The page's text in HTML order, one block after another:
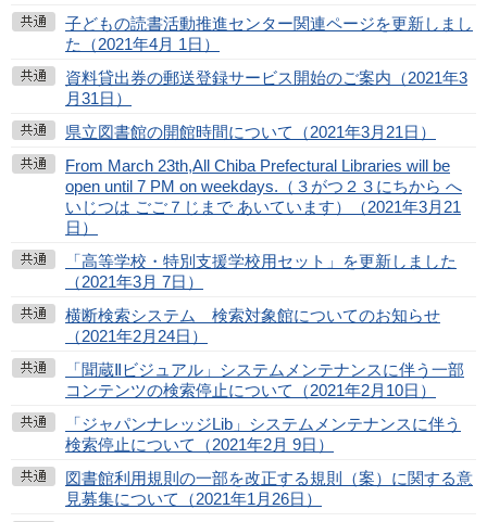
子どもの読書活動推進センター関連ページを更新しまし
た（2021年4月 1日）
資料貸出券の郵送登録サービス開始のご案内（2021年3
月31日）
県立図書館の開館時間について（2021年3月21日）
From March 23th,All Chiba Prefectural Libraries will be
open until 7 PM on weekdays.（３がつ２３にちから へ
いじつは ごご７じまで あいています）（2021年3月21
日）
「高等学校・特別支援学校用セット」を更新しました
（2021年3月 7日）
横断検索システム 検索対象館についてのお知らせ
（2021年2月24日）
「聞蔵Ⅱビジュアル」システムメンテナンスに伴う一部
コンテンツの検索停止について（2021年2月10日）
「ジャパンナレッジLib」システムメンテナンスに伴う
検索停止について（2021年2月 9日）
図書館利用規則の一部を改正する規則（案）に関する意
見募集について（2021年1月26日）